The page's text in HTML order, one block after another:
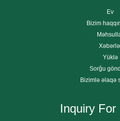
Ev
Bizim
Yüklə
Sorğu
Bizimlə əlaqə
Inquiry For